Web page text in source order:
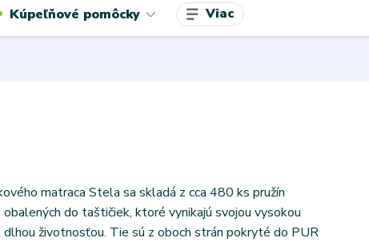
Kúpeľňové pomôcky Viac
matraca Stela sa skladá z cca 480 ks pružín
do taštičiek, ktoré vynikajú svojou vysokou
dlhou životnosťou. Tie sú z oboch strán pokryté do PUR